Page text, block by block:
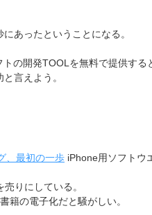
あったということになる。
の開発TOOLを無料で提供す
言えよう。
iPhone用ソフトウ
りにしている。
籍の電子化だと騒がしい。